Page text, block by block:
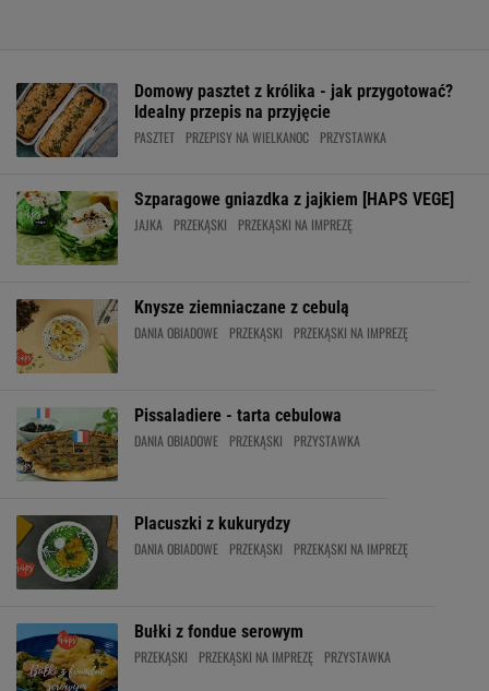
Domowy pasztet z królika - jak przygotować?
Idealny przepis na przyjęcie
PASZTET PRZEPISY NA WIELKANOC PRZYSTAWKA
Szparagowe gniazdka z jajkiem [HAPS VEGE]
JAJKA PRZEKĄSKI PRZEKĄSKI NA IMPREZĘ
Knysze ziemniaczane z cebulą
DANIA OBIADOWE PRZEKĄSKI PRZEKĄSKI NA IMPREZĘ
Pissaladiere - tarta cebulowa
DANIA OBIADOWE PRZEKĄSKI PRZYSTAWKA
Placuszki z kukurydzy
DANIA OBIADOWE PRZEKĄSKI PRZEKĄSKI NA IMPREZĘ
Bułki z fondue serowym
PRZEKĄSKI PRZEKĄSKI NA IMPREZĘ PRZYSTAWKA